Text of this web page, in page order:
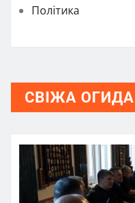
Політика
СВІЖА ОГИДА